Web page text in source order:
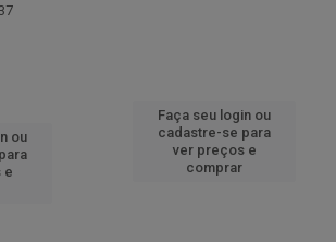
ou
e
Faça seu login ou
cadastre-se para
ver preços e
comprar